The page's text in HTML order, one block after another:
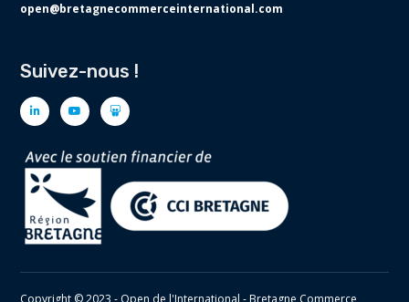
open@bretagnecommerceinternational.com
Suivez-nous !